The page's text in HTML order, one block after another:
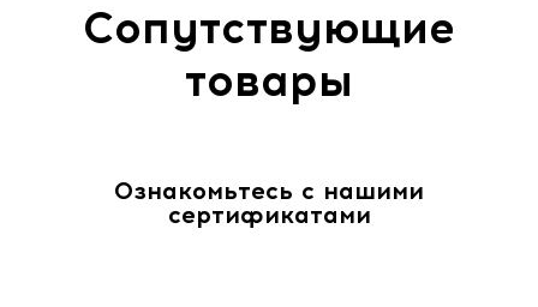
Сопутствующие
товары
Ознакомьтесь с нашими
сертификатами